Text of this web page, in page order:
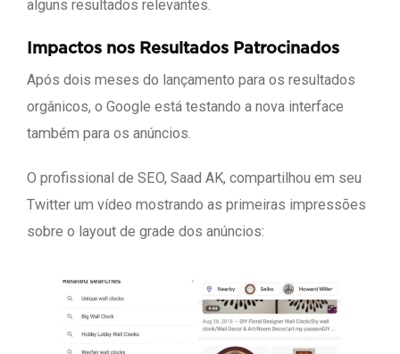
alguns resultados relevantes.
Impactos nos Resultados Patrocinados
Após dois meses do lançamento para os resultados
orgânicos, o Google está testando a nova interface
também para os anúncios.
O profissional de SEO, Saad AK, compartilhou em seu
Twitter um vídeo mostrando as primeiras impressões
sobre o layout de grade dos anúncios: